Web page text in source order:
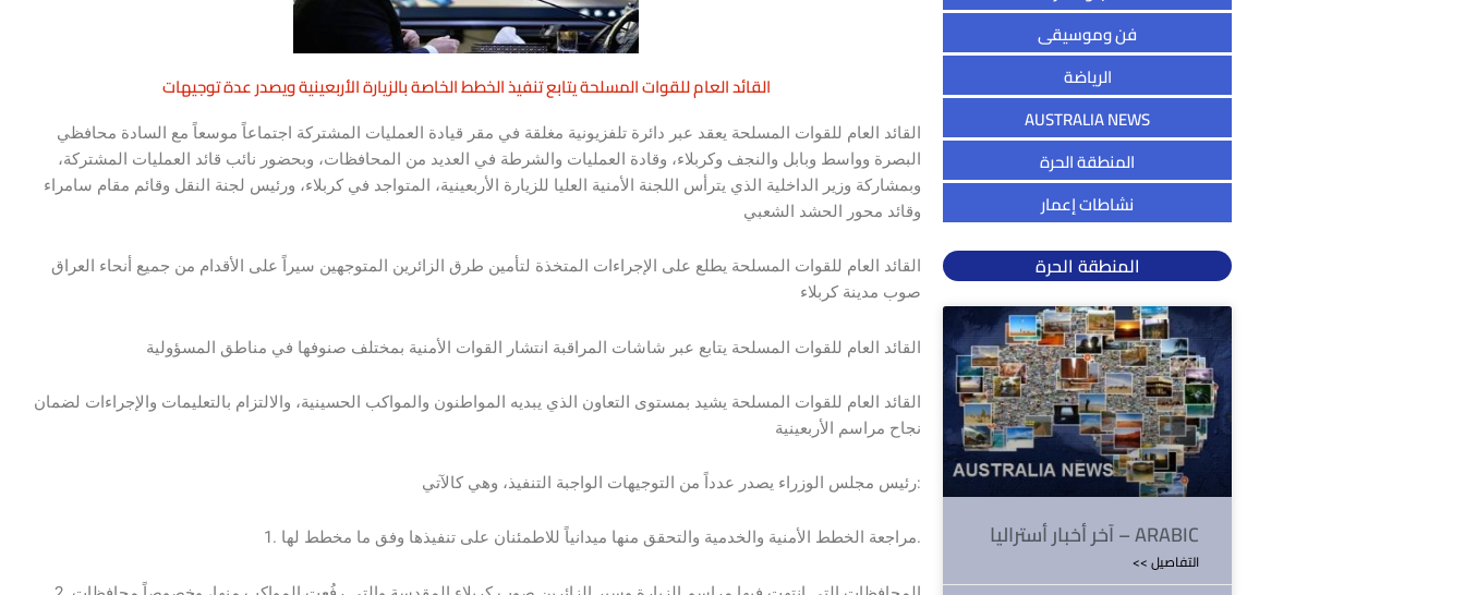
القائد العام للقوات المسلحة يتابع تنفيذ الخطط الخاصة بالزيارة الأربعينية ويصدر عدة توجيهات
القائد العام للقوات المسلحة يعقد عبر دائرة تلفزيونية مغلقة في مقر قيادة العمليات المشتركة اجتماعاً موسعاً مع السادة محافظي
البصرة وواسط وبابل والنجف وكربلاء، وقادة العمليات والشرطة في العديد من المحافظات، وبحضور نائب قائد العمليات المشتركة،
وبمشاركة وزير الداخلية الذي يترأس اللجنة الأمنية العليا للزيارة الأربعينية، المتواجد في كربلاء، ورئيس لجنة النقل وقائم مقام سامراء
وقائد محور الحشد الشعبي
القائد العام للقوات المسلحة يطلع على الإجراءات المتخذة لتأمين طرق الزائرين المتوجهين سيراً على الأقدام من جميع أنحاء العراق
صوب مدينة كربلاء
القائد العام للقوات المسلحة يتابع عبر شاشات المراقبة انتشار القوات الأمنية بمختلف صنوفها في مناطق المسؤولية
القائد العام للقوات المسلحة يشيد بمستوى التعاون الذي يبديه المواطنون والمواكب الحسينية، والالتزام بالتعليمات والإجراءات لضمان
نجاح مراسم الأربعينية
رئيس مجلس الوزراء يصدر عدداً من التوجيهات الواجبة التنفيذ، وهي كالآتي:
1. مراجعة الخطط الأمنية والخدمية والتحقق منها ميدانياً للاطمئنان على تنفيذها وفق ما مخطط لها.
فن وموسيقى
الرياضة
AUSTRALIA NEWS
المنطقة الحرة
نشاطات إعمار
المنطقة الحرة
آخر أخبار أستراليا – ARABIC
<< التفاصيل